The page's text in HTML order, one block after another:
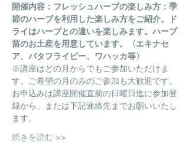
開催内容：フレッシュハーブの楽しみ方：季
節のハーブを利用した楽しみ方をご紹介。ド
ライはハーブとの違いを楽しみます。ハーブ
苗のお土産を用意しています。〈エキナセ
ア、バタフライピー、ワハッカ等〉
※講座はどの月からでもご参加いただけま
す。ご希望の月のみのご参加も大歓迎です。
お申込みは講座開催直前の日曜日迄に参加登
録から、または下記連絡先までお願いいたし
ます。
続きを読む >>